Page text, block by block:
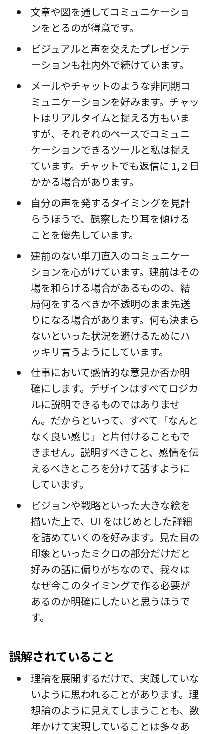
文章や図を通してコミュニケーショ
ンをとるのが得意です。
ビジュアルと声を交えたプレゼンテ
ーションも社内外で続けています。
メールやチャットのような非同期コ
ミュニケーションを好みます。チャッ
トはリアルタイムと捉える方もいま
すが、それぞれのペースでコミュニ
ケーションできるツールと私は捉え
ています。チャットでも返信に 1, 2 日
かかる場合があります。
自分の声を発するタイミングを見計
らうほうで、観察したり耳を傾ける
ことを優先しています。
建前のない単刀直入のコミュニケー
ションを心がけています。建前はその
場を和らげる場合があるものの、結
局何をするべきか不透明のまま先送
りになる場合があります。何も決まら
ないといった状況を避けるためにハ
ッキリ言うようにしています。
仕事において感情的な意見か否か明
確にします。デザインはすべてロジカ
ルに説明できるものではありませ
ん。だからといって、すべて「なんと
なく良い感じ」と片付けることもで
きません。説明すべきこと、感情を伝
えるべきところを分けて話すように
しています。
ビジョンや戦略といった大きな絵を
描いた上で、UI をはじめとした詳細
を詰めていくのを好みます。見た目の
印象といったミクロの部分だけだと
好みの話に偏りがちなので、我々は
なぜ今このタイミングで作る必要が
あるのか明確にしたいと思うほうで
す。
誤解されていること
理論を展開するだけで、実践していな
いように思われることがあります。理
想論のように見えてしまうことも、数
年かけて実現していることは多々あ